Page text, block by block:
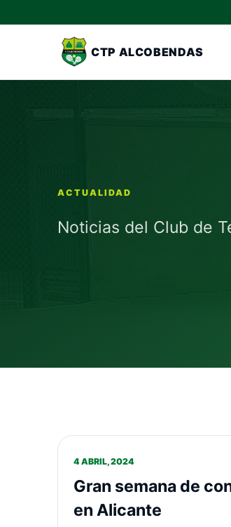
CTP ALCOBENDAS
ACTUALIDAD
Noticias del Club de
4 ABRIL, 2024
Gran semana de
en Alicante